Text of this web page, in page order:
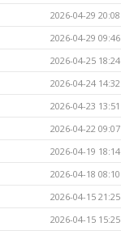
2026-04-29 20:08
2026-04-29 09:46
2026-04-25 18:24
2026-04-24 14:32
2026-04-23 13:51
2026-04-22 09:07
2026-04-19 18:14
2026-04-18 08:10
2026-04-15 21:25
2026-04-15 15:25